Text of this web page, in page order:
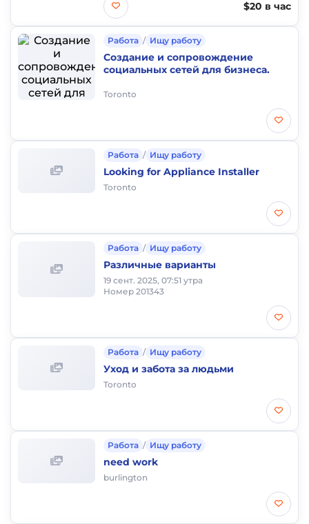
$20 в час
Работа / Ищу работу
Создание и сопровождение
социальных сетей для бизнеса.
Toronto
Работа / Ищу работу
Looking for Appliance Installer
Toronto
Работа / Ищу работу
Различные варианты
19 сент. 2025, 07:51 утра
Номер 201343
Работа / Ищу работу
Уход и забота за людьми
Toronto
Работа / Ищу работу
need work
burlington